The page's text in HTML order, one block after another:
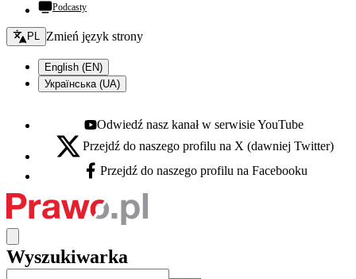
Podcasty
Zmień język - bieżący:
PL Zmień język strony
English (EN)
Українська (UA)
Youtube - otwiera się w nowej karcie
Odwiedź nasz kanał w serwisie YouTube
X - otwiera się w nowej karcie
Przejdź do naszego profilu na X (dawniej Twitter)
Facebook - otwiera się w nowej karcie
Przejdź do naszego profilu na Facebooku
Wyszukiwarka